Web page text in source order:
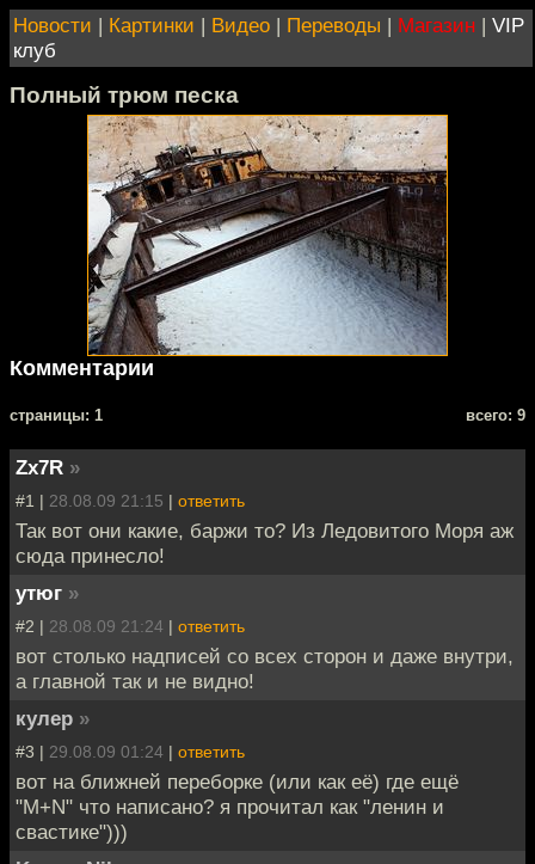
Новости | Картинки | Видео | Переводы | Магазин | VIP
клуб
Полный трюм песка
Комментарии
cтраницы: 1 всего: 9
Zx7R »
#1 | 28.08.09 21:15 | ответить
Так вот они какие, баржи то? Из Ледовитого Моря аж
сюда принесло!
утюг »
#2 | 28.08.09 21:24 | ответить
вот столько надписей со всех сторон и даже внутри,
а главной так и не видно!
кулер »
#3 | 29.08.09 01:24 | ответить
вот на ближней переборке (или как её) где ещё
"M+N" что написано? я прочитал как "ленин и
свастике")))